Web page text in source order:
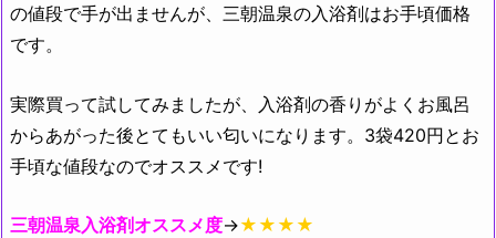
の値段で手が出ませんが、三朝温泉の入浴剤はお手頃価格
です。
実際買って試してみましたが、入浴剤の香りがよくお風呂
からあがった後とてもいい匂いになります。3袋420円とお
手頃な値段なのでオススメです!
三朝温泉入浴剤オススメ度→★★★★